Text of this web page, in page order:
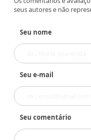
seus autores e não
Seu nome
Seu e-mail
Seu comentário